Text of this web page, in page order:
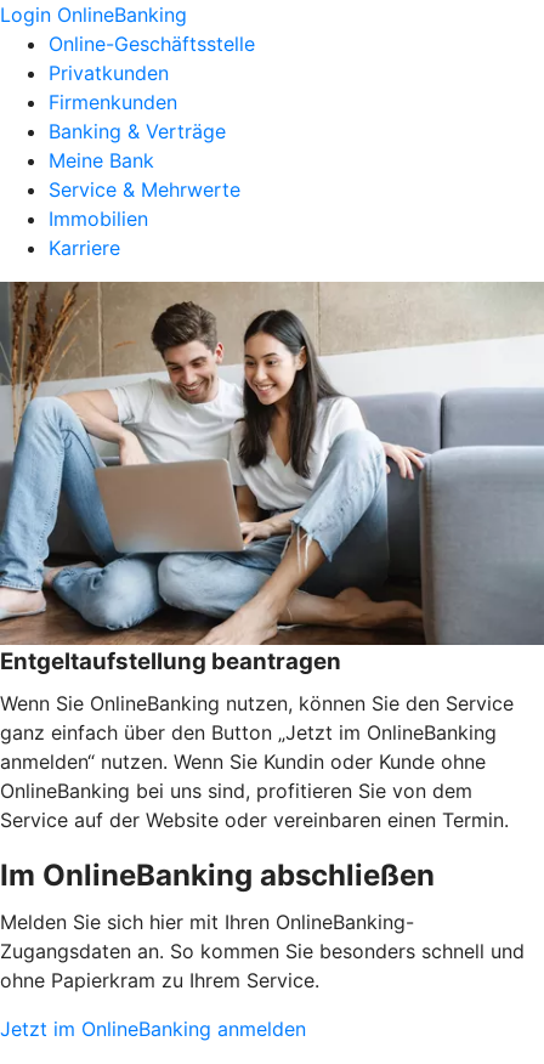
Login OnlineBanking
Online-Geschäftsstelle
Privatkunden
Firmenkunden
Banking & Verträge
Meine Bank
Service & Mehrwerte
Immobilien
Karriere
Entgeltaufstellung beantragen
Wenn Sie OnlineBanking nutzen, können Sie den Service
ganz einfach über den Button „Jetzt im OnlineBanking
anmelden“ nutzen. Wenn Sie Kundin oder Kunde ohne
OnlineBanking bei uns sind, profitieren Sie von dem
Service auf der Website oder vereinbaren einen Termin.
Im OnlineBanking abschließen
Melden Sie sich hier mit Ihren OnlineBanking-
Zugangsdaten an. So kommen Sie besonders schnell und
ohne Papierkram zu Ihrem Service.
Jetzt im OnlineBanking anmelden